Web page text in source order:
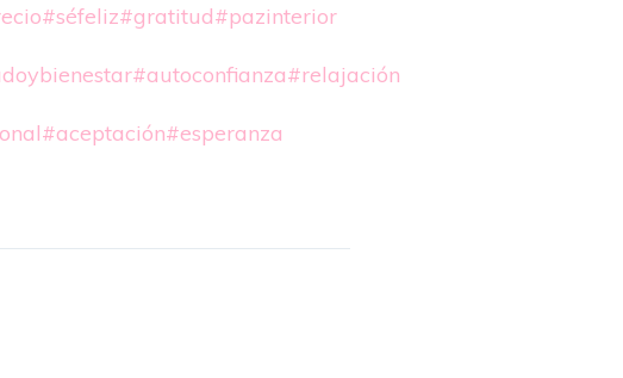
#séfeliz#gratitud#pazinterior
#autoconfianza#relajación
#aceptación#esperanza